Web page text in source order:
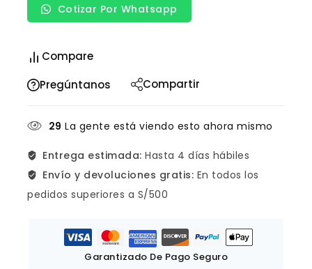
Cotizar Por Whatsapp
Compare
Pregúntanos
Compartir
29 La gente está viendo esto ahora mismo
Entrega estimada: Hasta 4 días hábiles
Envío y devoluciones gratis: En todos los
pedidos superiores a S/500
Garantizado De Pago Seguro